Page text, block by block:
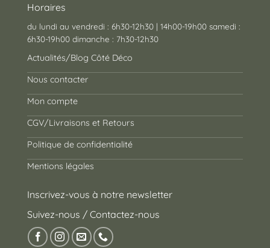
Horaires
du lundi au vendredi : 6h30-12h30 | 14h00-19h00 samedi :
6h30-19h00 dimanche : 7h30-12h30
Actualités/Blog Côté Déco
Nous contacter
Mon compte
CGV/Livraisons et Retours
Politique de confidentialité
Mentions légales
Inscrivez-vous à notre newsletter
Suivez-nous / Contactez-nous